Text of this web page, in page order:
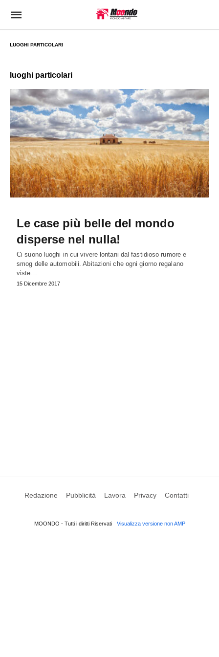
LUOGHI PARTICOLARI
luoghi particolari
Le case più belle del mondo
disperse nel nulla!
Ci suono luoghi in cui vivere lontani dal fastidioso rumore e
smog delle automobili. Abitazioni che ogni giorno regalano
viste…
15 Dicembre 2017
Redazione Pubblicità Lavora Privacy Contatti
MOONDO - Tutti i diritti Riservati Visualizza versione non AMP